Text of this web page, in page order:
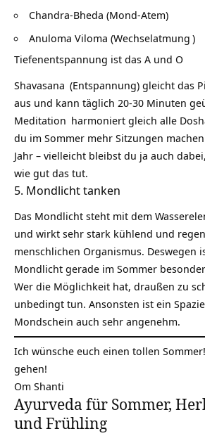
Chandra-Bheda (Mond-Atem)
Anuloma Viloma (Wechselatmung )
Tiefenentspannung ist das A und O
Shavasana (Entspannung) gleicht das
aus und kann täglich 20-30 Minuten
Meditation harmoniert gleich alle
du im Sommer mehr Sitzungen
Jahr – vielleicht bleibst du ja auch
wie gut das tut.
5. Mondlicht tanken
Das Mondlicht steht mit dem
und wirkt sehr stark kühlend und
menschlichen Organismus. Deswegen
Mondlicht gerade im Sommer
Wer die Möglichkeit hat, draußen zu
unbedingt tun. Ansonsten ist ein
Mondschein auch sehr angenehm.
Ich wünsche euch einen tollen
gehen!
Om Shanti
Ayurveda für Sommer,
und Frühling